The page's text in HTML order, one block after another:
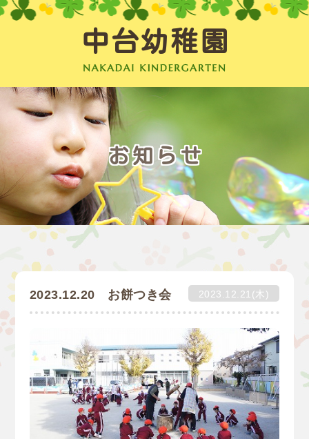
中台幼稚園
お知らせ
2023.12.20 お餅つき会 2023.12.21(木)